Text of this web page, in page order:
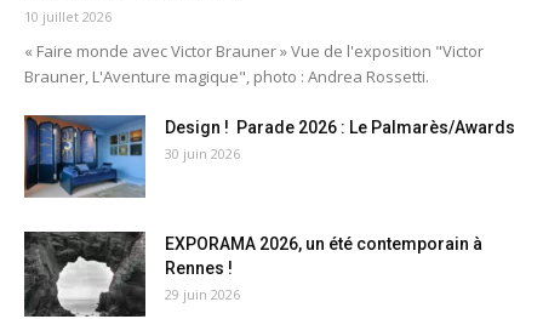
10 juillet 2026
« Faire monde avec Victor Brauner » Vue de l'exposition "Victor
Brauner, L'Aventure magique", photo : Andrea Rossetti.
Design ! Parade 2026 : Le Palmarès/Awards
30 juin 2026
EXPORAMA 2026, un été contemporain à
Rennes !
29 juin 2026